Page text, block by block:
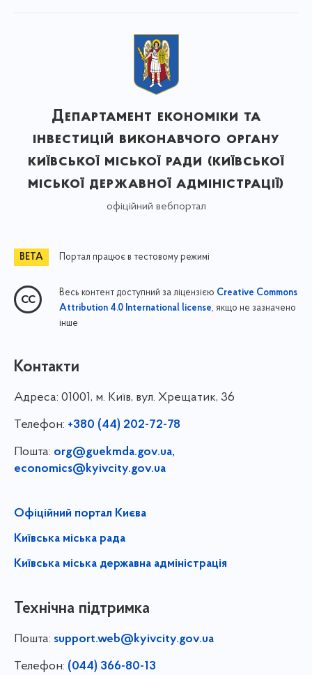
Департамент економіки та
інвестицій виконавчого органу
київської міської ради (київської
міської державної адміністрації)
офіційний вебпортал
Портал працює в тестовому режимі
Весь контент доступний за ліцензією Creative Commons
Attribution 4.0 International license, якщо не зазначено
інше
Контакти
Адреса: 01001, м. Київ, вул. Хрещатик, 36
Телефон: +380 (44) 202-72-78
Пошта: org@guekmda.gov.ua,
economics@kyivcity.gov.ua
Офіційний портал Києва
Київська міська рада
Київська міська державна адміністрація
Технічна підтримка
Пошта: support.web@kyivcity.gov.ua
Телефон: (044) 366-80-13